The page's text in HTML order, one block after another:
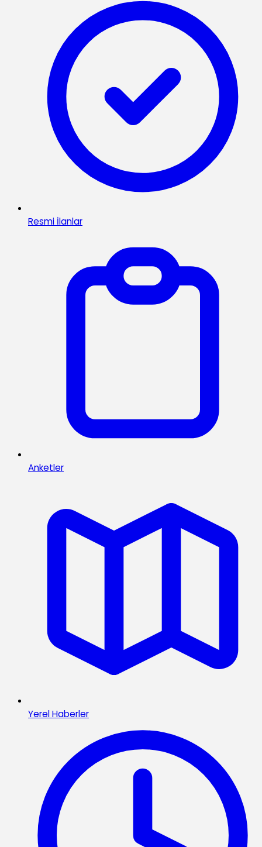
Resmi İlanlar
Anketler
Yerel Haberler